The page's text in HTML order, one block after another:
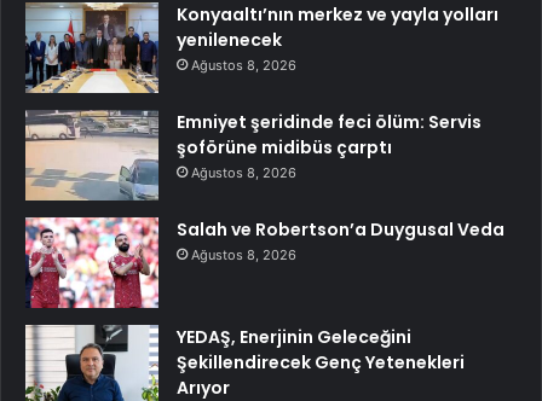
Konyaaltı’nın merkez ve yayla yolları
yenilenecek
Ağustos 8, 2026
Emniyet şeridinde feci ölüm: Servis
şoförüne midibüs çarptı
Ağustos 8, 2026
Salah ve Robertson’a Duygusal Veda
Ağustos 8, 2026
YEDAŞ, Enerjinin Geleceğini
Şekillendirecek Genç Yetenekleri
Arıyor